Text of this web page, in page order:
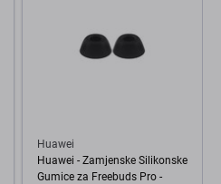
Huawei
Huawei - Zamjenske Silikonske
Gumice za Freebuds Pro -